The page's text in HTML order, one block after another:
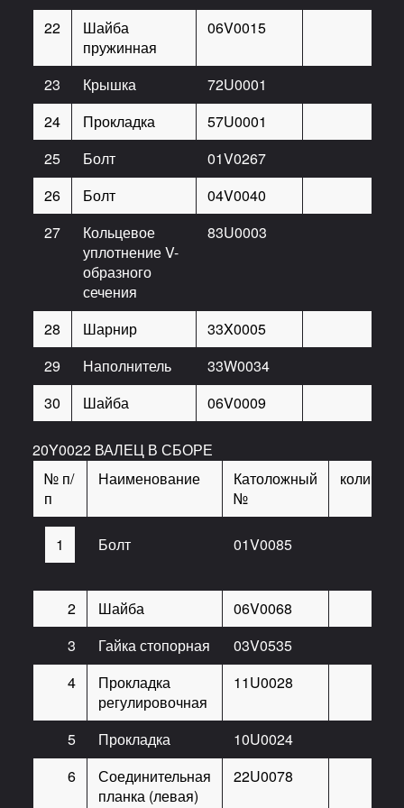
22
Шайба
пружинная
06V0015
23 Крышка 72U0001
24
Прокладка 57U0001
25
Болт 01V0267
26
Болт 04V0040
27
Кольцевое
уплотнение V-
образного
сечения
83U0003
28 Шарнир 33X0005
29
Наполнитель 33W0034
30
Шайба 06V0009
20Y0022 ВАЛЕЦ В СБОРЕ
№ п/
п
Наименование
Католожный
№
1 Болт 01V0085
2 Шайба 06V0068
3
Гайка стопорная 03V0535
4
Прокладка
регулировочная
11U0028
5 Прокладка
10U0024
6
Соединительная
планка (левая)
22U0078